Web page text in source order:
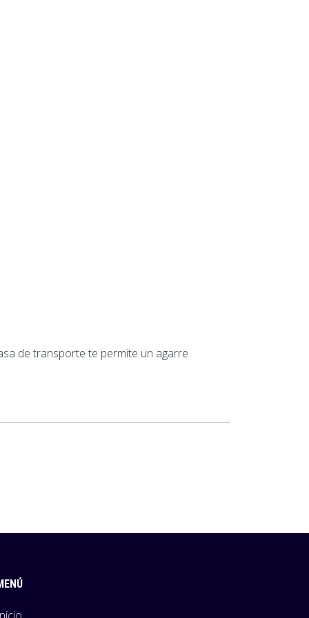
de transporte te permite un agarre